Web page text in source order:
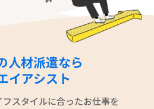
人材派遣なら
イアシスト
スタイルに合ったお仕事を